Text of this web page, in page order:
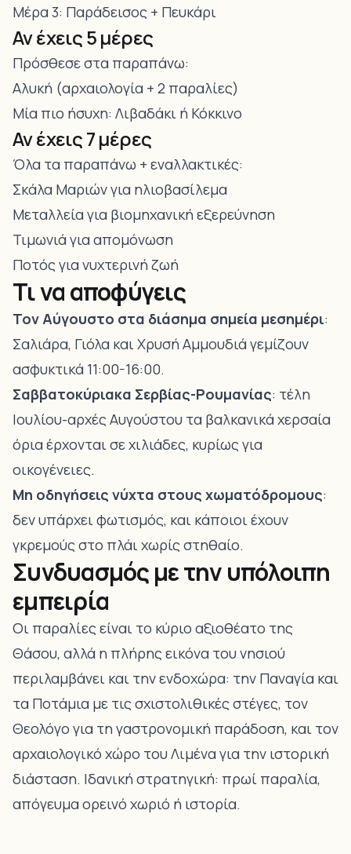
Μέρα 3: Παράδεισος + Πευκάρι
Αν έχεις 5 μέρες
Πρόσθεσε στα παραπάνω:
Αλυκή (αρχαιολογία + 2 παραλίες)
Μία πιο ήσυχη: Λιβαδάκι ή Κόκκινο
Αν έχεις 7 μέρες
Όλα τα παραπάνω + εναλλακτικές:
Σκάλα Μαριών για ηλιοβασίλεμα
Μεταλλεία για βιομηχανική εξερεύνηση
Τιμωνιά για απομόνωση
Ποτός για νυχτερινή ζωή
Τι να αποφύγεις
Τον Αύγουστο στα διάσημα σημεία μεσημέρι:
Σαλιάρα, Γιόλα και Χρυσή Αμμουδιά γεμίζουν
ασφυκτικά 11:00-16:00.
Σαββατοκύριακα Σερβίας-Ρουμανίας: τέλη
Ιουλίου-αρχές Αυγούστου τα βαλκανικά χερσαία
όρια έρχονται σε χιλιάδες, κυρίως για
οικογένειες.
Μη οδηγήσεις νύχτα στους χωματόδρομους:
δεν υπάρχει φωτισμός, και κάποιοι έχουν
γκρεμούς στο πλάι χωρίς στηθαίο.
Συνδυασμός με την υπόλοιπη
εμπειρία
Οι παραλίες είναι το κύριο αξιοθέατο της
Θάσου, αλλά η πλήρης εικόνα του νησιού
περιλαμβάνει και την ενδοχώρα: την Παναγία και
τα Ποτάμια με τις σχιστολιθικές στέγες, τον
Θεολόγο για τη γαστρονομική παράδοση, και τον
αρχαιολογικό χώρο του Λιμένα για την ιστορική
διάσταση. Ιδανική στρατηγική: πρωί παραλία,
απόγευμα ορεινό χωριό ή ιστορία.